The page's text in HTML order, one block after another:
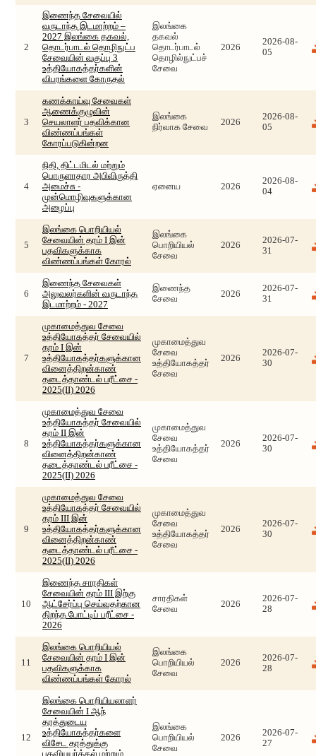
2
இணைந்த சேவையில்
வருடாந்த இடமாற்றம் –
2027 இலங்கை தகவல்,
தொடர்பாடல் தொழிநுட்ப
சேவையின் வகுப்பு 3
உத்தியோகத்தர்களின்
விபரங்களை கோருதல்
இலங்கை
தகவல்
தொடர்பாடல்
தொழில்நுட்பச்
சேவை
2026
2026-08-
05
3
கணக்காய்வு சேவைகள்
ஆணைக்குழுவின்
செயலாளர் பதவிக்கான
விண்ணப்பங்கள்
கோரப்படுகின்றன
இலங்கை
நிர்வாக சேவை
2026
2026-08-
05
4
நிதி, திட்டமிடல் மற்றும்
பொருளாதார அபிவிருத்தி
அமைச்சு -
முன்மொழிவுகளுக்கான
அழைப்பு
ஏனைய 2026
2026-08-
04
5
இலங்கை பொறியியல்
சேவையின் தரம் I இன்
பதவிகளுக்காக
விண்ணப்பங்கள் கோரல்
இலங்கை
பொறியியல்
சேவை
2026
2026-07-
31
6
இணைந்த சேவைகள்
அலுவலர்களின் வருடாந்த
இடமாற்றம் - 2027
இணைந்த
சேவை
2026
2026-07-
31
7
முகாமைத்துவ சேவை
உத்தியோகத்தர் சேவையில்
தரம் I இன்
உத்தியோகத்தர்களுக்கான
வினைத்திறன்காண்
தடைத்தாண்டல் பரீட்சை -
2025(II) 2026
முகாமைத்துவ
சேவை
உத்தியோகத்தர்
சேவை
2026
2026-07-
30
8
முகாமைத்துவ சேவை
உத்தியோகத்தர் சேவையில்
தரம் II இன்
உத்தியோகத்தர்களுக்கான
வினைத்திறன்காண்
தடைத்தாண்டல் பரீட்சை -
2025(II) 2026
முகாமைத்துவ
சேவை
உத்தியோகத்தர்
சேவை
2026
2026-07-
30
9
முகாமைத்துவ சேவை
உத்தியோகத்தர் சேவையில்
தரம் III இன்
உத்தியோகத்தர்களுக்கான
வினைத்திறன்காண்
தடைத்தாண்டல் பரீட்சை -
2025(II) 2026
முகாமைத்துவ
சேவை
உத்தியோகத்தர்
சேவை
2026
2026-07-
30
10
இணைந்த சாரதிகள்
சேவையின் தரம் III இற்கு
ஆட்சேர்ப்பு செய்வதற்கான
திறந்த போட்டிப் பரீட்சை -
2026
சாரதிகள்
சேவை
2026
2026-07-
28
11
இலங்கை பொறியியல்
சேவையின் தரம் I இன்
பதவிகளுக்காக
விண்ணப்பங்கள் கோரல்
இலங்கை
பொறியியல்
சேவை
2026
2026-07-
28
12
இலங்கை பொறியியலாளர்
சேவையின் I ஆந்
தரத்துடைய
உத்தியோகத்தர்களை
விசேட தரத்துக்கு
இலங்கை
பொறியியல்
சேவை
2026
2026-07-
27